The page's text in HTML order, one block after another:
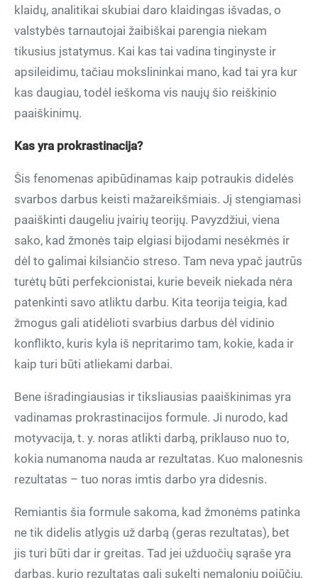
klaidų, analitikai skubiai daro klaidingas išvadas, o
valstybės tarnautojai žaibiškai parengia niekam
tikusius įstatymus. Kai kas tai vadina tinginyste ir
apsileidimu, tačiau mokslininkai mano, kad tai yra kur
kas daugiau, todėl ieškoma vis naujų šio reiškinio
paaiškinimų.
Kas yra prokrastinacija?
Šis fenomenas apibūdinamas kaip potraukis didelės
svarbos darbus keisti mažareikšmiais. Jį stengiamasi
paaiškinti daugeliu įvairių teorijų. Pavyzdžiui, viena
sako, kad žmonės taip elgiasi bijodami nesėkmės ir
dėl to galimai kilsiančio streso. Tam neva ypač jautrūs
turėtų būti perfekcionistai, kurie beveik niekada nėra
patenkinti savo atliktu darbu. Kita teorija teigia, kad
žmogus gali atidėlioti svarbius darbus dėl vidinio
konflikto, kuris kyla iš nepritarimo tam, kokie, kada ir
kaip turi būti atliekami darbai.
Bene išradingiausias ir tiksliausias paaiškinimas yra
vadinamas prokrastinacijos formule. Ji nurodo, kad
motyvacija, t. y. noras atlikti darbą, priklauso nuo to,
kokia numanoma nauda ar rezultatas. Kuo malonesnis
rezultatas – tuo noras imtis darbo yra didesnis.
Remiantis šia formule sakoma, kad žmonėms patinka
ne tik didelis atlygis už darbą (geras rezultatas), bet
jis turi būti dar ir greitas. Tad jei užduočių sąraše yra
darbas, kurio rezultatas gali sukelti nemalonių pojūčių,